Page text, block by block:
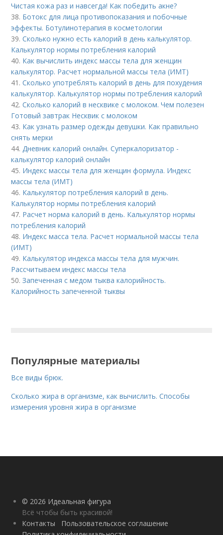
Чистая кожа раз и навсегда! Как победить акне?
38. Ботокс для лица противопоказания и побочные
эффекты. Ботулинотерапия в косметологии
39.Сколько нужно есть калорий в день калькулятор.
Калькулятор нормы потребления калорий
40. Как вычислить индекс массы тела для женщин
калькулятор. Расчет нормальной массы тела (ИМТ)
41.Сколько употреблять калорий в день для похудения
калькулятор. Калькулятор нормы потребления калорий
42.Сколько калорий в несквике с молоком. Чем полезен
Готовый завтрак Несквик с молоком
43. Как узнать размер одежды девушки. Как правильно
снять мерки
44.Дневник калорий онлайн. Суперкалоризатор -
калькулятор калорий онлайн
45. Индекс массы тела для женщин формула. Индекс
массы тела (ИМТ)
46. Калькулятор потребления калорий в день.
Калькулятор нормы потребления калорий
47. Расчет норма калорий в день. Калькулятор нормы
потребления калорий
48. Индекс масса тела. Расчет нормальной массы тела
(ИМТ)
49. Калькулятор индекса массы тела для мужчин.
Рассчитываем индекс массы тела
50.Запеченная с медом тыква калорийность.
Калорийность запеченной тыквы
Популярные материалы
Все виды брюк.
Сколько жира в организме, как вычислить. Способы
измерения уровня жира в организме
© 2026 Идеальная фигура
Всё чтобы быть красивой!
Контакты
Пользовательское соглашение